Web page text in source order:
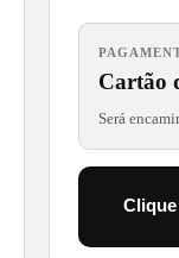
Cartão
Será